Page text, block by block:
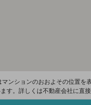
ンションのおおよその位置を
す。詳しくは不動産会社に直接